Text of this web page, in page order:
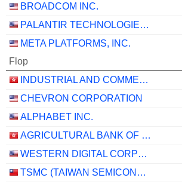
BROADCOM INC.
PALANTIR TECHNOLOGIES INC.
META PLATFORMS, INC.
Flop
INDUSTRIAL AND COMMERCIAL BANK OF CHINA LIMITED
CHEVRON CORPORATION
ALPHABET INC.
AGRICULTURAL BANK OF CHINA LIMITED
WESTERN DIGITAL CORPORATION
TSMC (TAIWAN SEMICONDUCTOR MANUFACTURING COMPANY)